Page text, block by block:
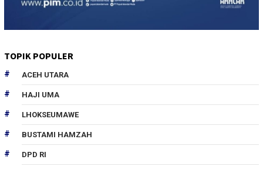
TOPIK POPULER
ACEH UTARA
HAJI UMA
LHOKSEUMAWE
BUSTAMI HAMZAH
DPD RI